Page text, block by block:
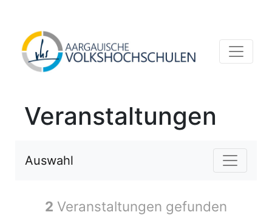
Veranstaltungen
Auswahl
2 Veranstaltungen gefunden